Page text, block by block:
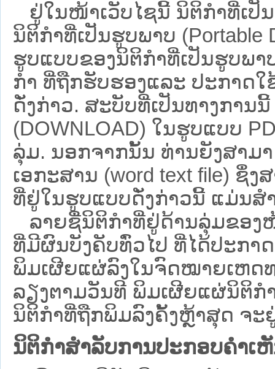
ຢູ່ໃນໜ້າ​ເວັບ​ໄຊ​ນີ້ ນິຕິກຳທີ່ເປັ
ນິຕິກໍາທີ່ເປັນຮູບພາບ (Portable
ຮູບແບບຂອງນິຕິກໍາທີ່ເປັນຮູບພ
ກໍາ ທີ່ຖືກຮັບຮອງແລະ ປະກາດ
ດັ່ງກ່າວ. ສະບັບທີ່ເປັນທາງການ
(DOWNLOAD) ໃນຮູບແບບ
ລຸ່ມ. ນອກຈາກນັ້ນ ທ່ານຍັງສາມ
ເອກະສານ (word text file) ຊຶ່
ທີ່ຢູ່ໃນຮູບແບບດັ່ງກ່າວນີ້ ແມ່ນສ
ລາຍຊື່ນິຕິກຳທີ່ຢູ່ດ້ານລຸ່ມຂອງ
ທີ່ມີຜົນບັງຄັບທົ່ວໄປ ທີ່ໄດ້ປະກ
ພິມເຜີຍແຜ່ລົງໃນຈົດໝາຍເຫດ
ລຽງຕາມວັນທີ ພິມເຜີຍແຜ່ນິຕິກ
ນິຕິກຳທີ່ຖືກພິມລົງຄັ້ງຫຼ້າສຸດ ຈະ
ນິຕິກຳສຳລັບການປະກອບຄຳເ